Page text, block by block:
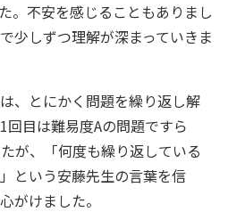
。不安を感じることもありまし
少しずつ理解が深まっていきま
、とにかく問題を繰り返し解
目は難易度Aの問題ですら
が、「何度も繰り返している
という安藤先生の言葉を信
がけました。